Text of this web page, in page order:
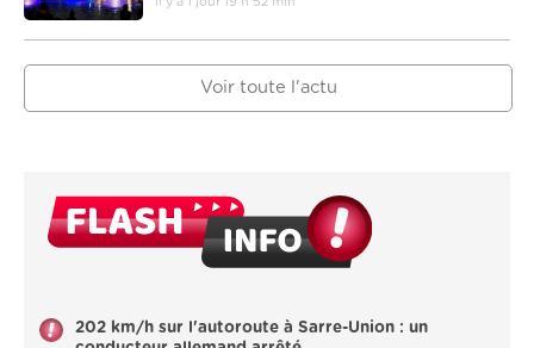
Voir toute l'actu
202 km/h sur l'autoroute à Sarre-Union : un